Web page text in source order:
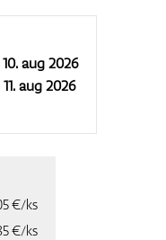
10. aug 2026
11. aug 2026
€/ks
€/ks